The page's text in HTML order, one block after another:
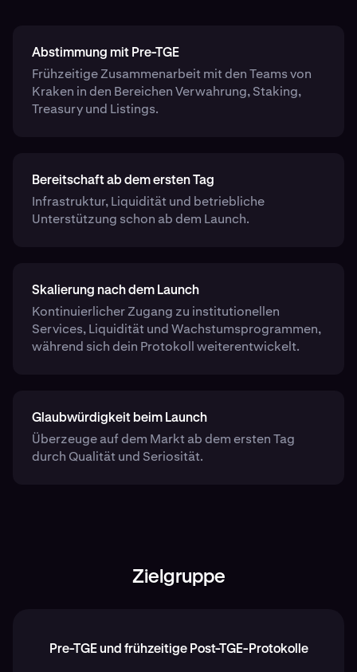
Abstimmung mit Pre-TGE
Frühzeitige Zusammenarbeit mit den Teams von
Kraken in den Bereichen Verwahrung, Staking,
Treasury und Listings.
Bereitschaft ab dem ersten Tag
Infrastruktur, Liquidität und betriebliche
Unterstützung schon ab dem Launch.
Skalierung nach dem Launch
Kontinuierlicher Zugang zu institutionellen
Services, Liquidität und Wachstumsprogrammen,
während sich dein Protokoll weiterentwickelt.
Glaubwürdigkeit beim Launch
Überzeuge auf dem Markt ab dem ersten Tag
durch Qualität und Seriosität.
Zielgruppe
Pre-TGE und frühzeitige Post-TGE-Protokolle